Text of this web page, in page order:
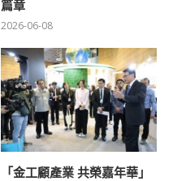
篇章
2026-06-08
「金工顧產業 共榮嘉年華」